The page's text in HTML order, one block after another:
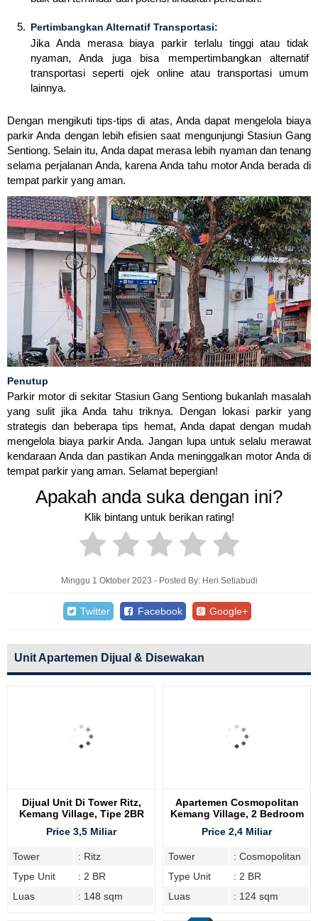
Pertimbangkan Alternatif Transportasi:
Jika Anda merasa biaya parkir terlalu tinggi atau tidak
nyaman, Anda juga bisa mempertimbangkan alternatif
transportasi seperti ojek online atau transportasi umum
lainnya.
Dengan mengikuti tips-tips di atas, Anda dapat mengelola biaya
parkir Anda dengan lebih efisien saat mengunjungi Stasiun Gang
Sentiong. Selain itu, Anda dapat merasa lebih nyaman dan tenang
selama perjalanan Anda, karena Anda tahu motor Anda berada di
tempat parkir yang aman.
Penutup
Parkir motor di sekitar Stasiun Gang Sentiong bukanlah masalah
yang sulit jika Anda tahu triknya. Dengan lokasi parkir yang
strategis dan beberapa tips hemat, Anda dapat dengan mudah
mengelola biaya parkir Anda. Jangan lupa untuk selalu merawat
kendaraan Anda dan pastikan Anda meninggalkan motor Anda di
tempat parkir yang aman. Selamat bepergian!
Apakah anda suka dengan ini?
Klik bintang untuk berikan rating!
Minggu 1 Oktober 2023 - Posted By: Heri Setiabudi
Twitter Facebook Google+
Unit Apartemen Dijual & Disewakan
Dijual Unit Di Tower Ritz,
Kemang Village, Tipe 2BR
Price 3,5 Miliar
Tower
: Ritz
Type Unit
: 2 BR
Luas
: 148 sqm
Apartemen Cosmopolitan
Kemang Village, 2 Bedroom
Price 2,4 Miliar
Tower
: Cosmopolitan
Type Unit
: 2 BR
Luas
: 124 sqm